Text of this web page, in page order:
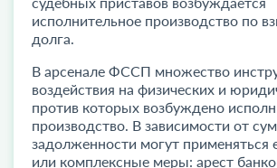
исполнительное производство по
долга.
В арсенале ФССП множество
воздействия на физических и
против которых возбуждено
производство. В зависимости от
задолженности могут применяться
или комплексные меры: арест